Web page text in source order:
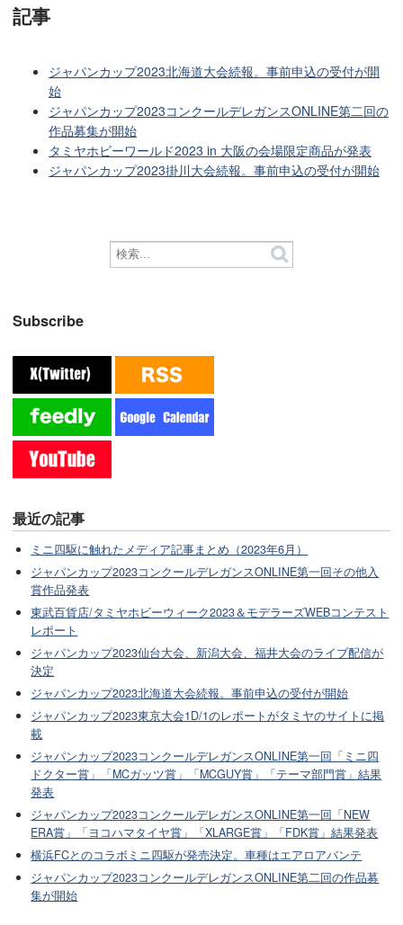
記事
ジャパンカップ2023北海道大会続報。事前申込の受付が開
始
ジャパンカップ2023コンクールデレガンスONLINE第二回の
作品募集が開始
タミヤホビーワールド2023 in 大阪の会場限定商品が発表
ジャパンカップ2023掛川大会続報。事前申込の受付が開始
Subscribe
最近の記事
ミニ四駆に触れたメディア記事まとめ（2023年6月）
ジャパンカップ2023コンクールデレガンスONLINE第一回その他入
賞作品発表
東武百貨店/タミヤホビーウィーク2023＆モデラーズWEBコンテスト
レポート
ジャパンカップ2023仙台大会、新潟大会、福井大会のライブ配信が
決定
ジャパンカップ2023北海道大会続報。事前申込の受付が開始
ジャパンカップ2023東京大会1D/1のレポートがタミヤのサイトに掲
載
ジャパンカップ2023コンクールデレガンスONLINE第一回「ミニ四
ドクター賞」「MCガッツ賞」「MCGUY賞」「テーマ部門賞」結果
発表
ジャパンカップ2023コンクールデレガンスONLINE第一回「NEW
ERA賞」「ヨコハマタイヤ賞」「XLARGE賞」「FDK賞」結果発表
横浜FCとのコラボミニ四駆が発売決定。車種はエアロアバンテ
ジャパンカップ2023コンクールデレガンスONLINE第二回の作品募
集が開始